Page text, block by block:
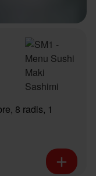
8 radis, 1